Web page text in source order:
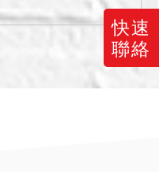
快速
聯絡
屋稅、地價稅及
，則其餘各標即
縱經拍定，亦得
人得於開標前向